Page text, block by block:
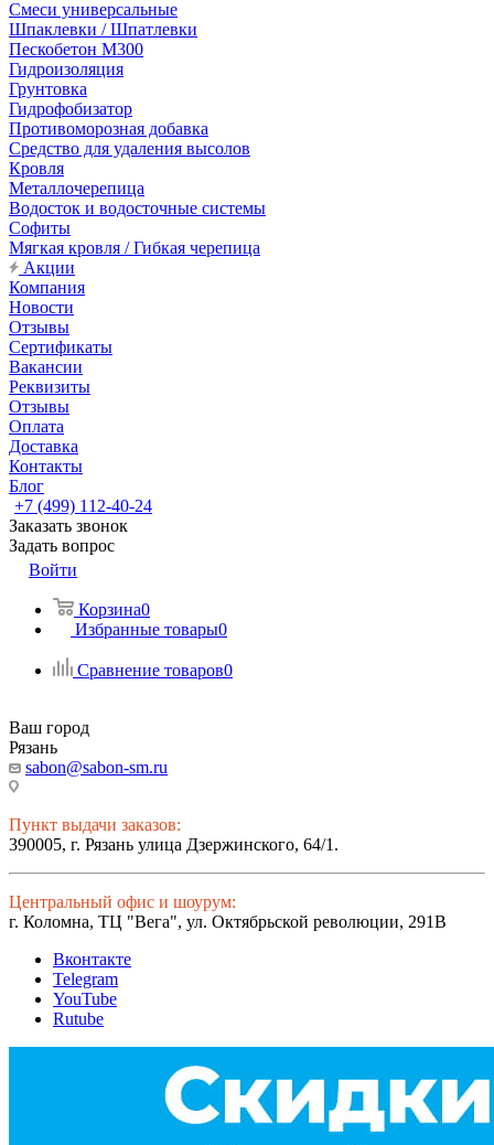
Смеси универсальные
Шпаклевки / Шпатлевки
Пескобетон М300
Гидроизоляция
Грунтовка
Гидрофобизатор
Противоморозная добавка
Средство для удаления высолов
Кровля
Металлочерепица
Водосток и водосточные системы
Софиты
Мягкая кровля / Гибкая черепица
Акции
Компания
Новости
Отзывы
Сертификаты
Вакансии
Реквизиты
Отзывы
Оплата
Доставка
Контакты
Блог
+7 (499) 112-40-24
Заказать звонок
Задать вопрос
Войти
Корзина0
Избранные товары0
Сравнение товаров0
Ваш город
Рязань
sabon@sabon-sm.ru
Пункт выдачи заказов:
390005, г. Рязань улица Дзержинского, 64/1.
Центральный офис и шоурум:
г. Коломна, ТЦ "Вега", ул. Октябрьской революции, 291В
Вконтакте
Telegram
YouTube
Rutube